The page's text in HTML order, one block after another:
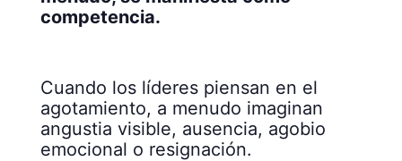
competencia.
Cuando los líderes piensan en el
agotamiento, a menudo imaginan
angustia visible, ausencia, agobio
emocional o resignación.